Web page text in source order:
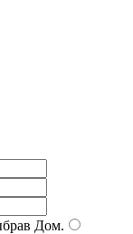
Дом.